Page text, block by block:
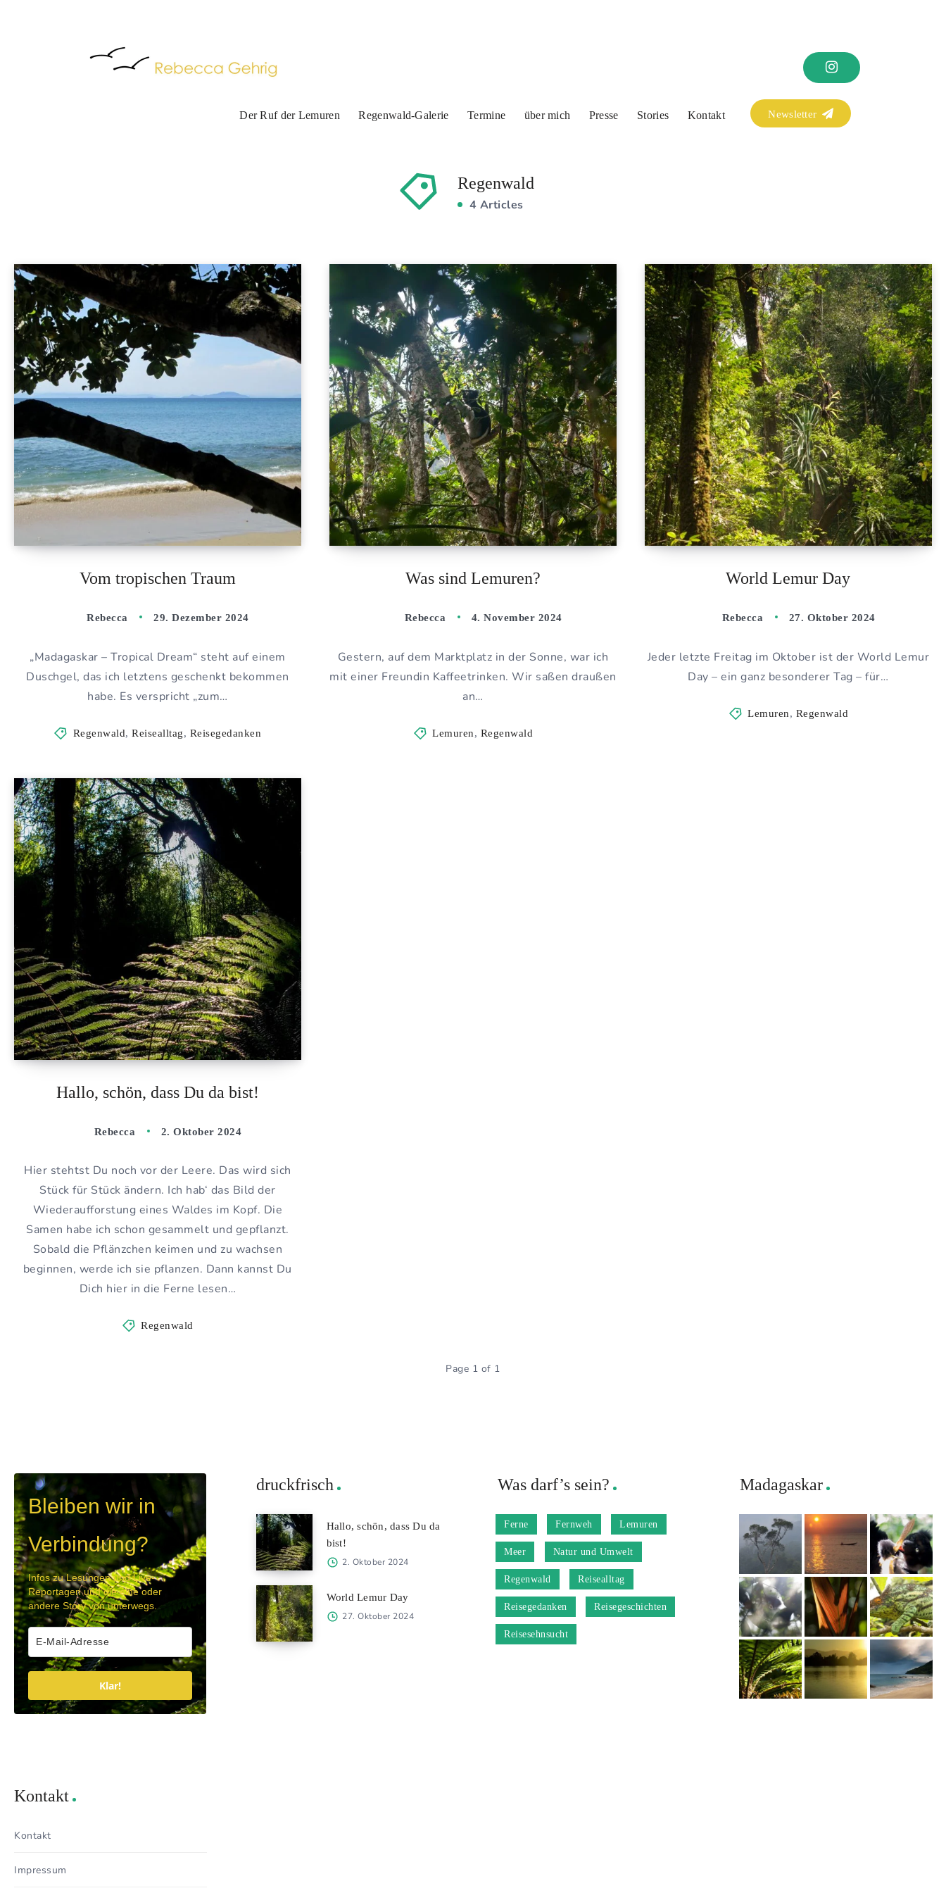
Der Ruf der Lemuren Regenwald-Galerie Termine über mich Presse Stories Kontakt Newsletter
Regenwald
4 Articles
Vom tropischen Traum
Rebecca 29. Dezember 2024
„Madagaskar – Tropical Dream“ steht auf einem
Duschgel, das ich letztens geschenkt bekommen
habe. Es verspricht „zum…
Regenwald,Reisealltag, Reisegedanken
Was sind Lemuren?
Rebecca 4. November 2024
Gestern, auf dem Marktplatz in der Sonne, war ich
mit einer Freundin Kaffeetrinken. Wir saßen draußen
an…
Lemuren, Regenwald
World Lemur Day
Rebecca 27. Oktober 2024
Jeder letzte Freitag im Oktober ist der World Lemur
Day – ein ganz besonderer Tag – für…
Lemuren, Regenwald
Hallo, schön, dass Du da bist!
Rebecca 2. Oktober 2024
Hier stehtst Du noch vor der Leere. Das wird sich
Stück für Stück ändern. Ich hab‘ das Bild der
Wiederaufforstung eines Waldes im Kopf. Die
Samen habe ich schon gesammelt und gepflanzt.
Sobald die Pflänzchen keimen und zu wachsen
beginnen, werde ich sie pflanzen. Dann kannst Du
Dich hier in die Ferne lesen…
Regenwald
Page 1 of 1
Bleiben wir in
Verbindung?
Infos zu Lesungen und Live-
Reportagen und die eine oder
andere Story von unterwegs.
Klar!
druckfrisch
Hallo, schön, dass Du da
bist!
2. Oktober 2024
World Lemur Day
27. Oktober 2024
Was darf’s sein?
Ferne Fernweh Lemuren
Meer Natur und Umwelt
Regenwald Reisealltag
Reisegedanken Reisegeschichten
Reisesehnsucht
Madagaskar
Kontakt
Kontakt
Impressum